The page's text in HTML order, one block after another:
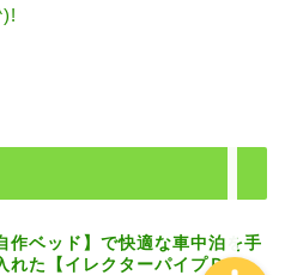
作ベッド】で快適な車中泊を手
れた【イレクターパイプＤＩ